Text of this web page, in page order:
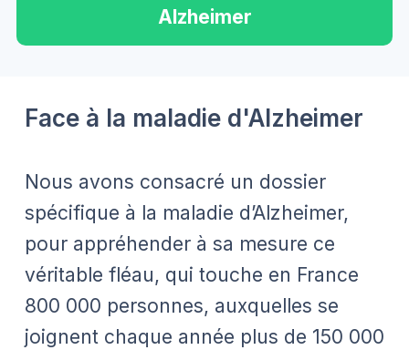
Alzheimer
Face à la maladie d'Alzheimer
Nous avons consacré un dossier
spécifique à la maladie d’Alzheimer,
pour appréhender à sa mesure ce
véritable fléau, qui touche en France
800 000 personnes, auxquelles se
joignent chaque année plus de 150 000